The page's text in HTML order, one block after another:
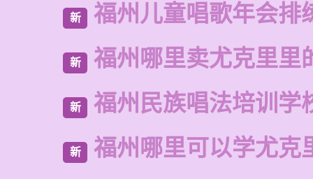
新 福州儿童唱歌年会排
新 福州哪里卖尤克里里
新 福州民族唱法培训学
新 福州哪里可以学尤克